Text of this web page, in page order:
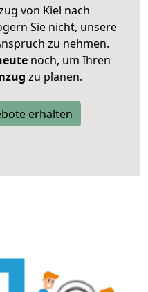
von Kiel nach
Sie nicht, unsere
zu nehmen.
noch, um Ihren
zu planen.
erhalten